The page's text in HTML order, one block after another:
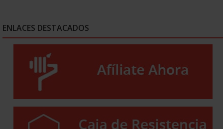
ENLACES DESTACADOS